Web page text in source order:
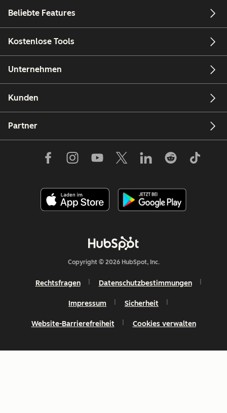
Beliebte Features
Kostenlose Tools
Unternehmen
Kunden
Partner
Copyright © 2026 HubSpot, Inc.
Rechtsfragen Datenschutzbestimmungen
Impressum Sicherheit
Website-Barrierefreiheit Cookies verwalten